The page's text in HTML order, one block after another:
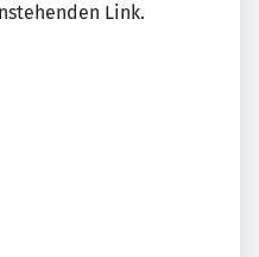
Link.